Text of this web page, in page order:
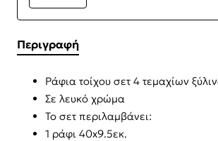
Περιγραφή
Ράφια τοίχου σετ 4 τεμαχίων
Σε λευκό χρώμα
Το σετ περιλαμβάνει:
1 ράφι 40x9.5εκ.